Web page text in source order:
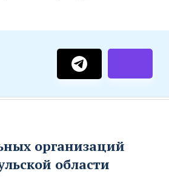
организаций
области